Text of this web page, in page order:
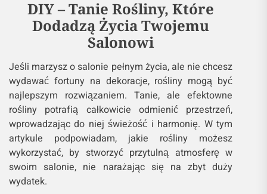
Dzięki odrobinie kreatywności i chęci, można
stworzyć efektowne akcenty, które odmienią wygląd
wnętrza i sprawią, że stanie się ono bardziej
DIY – Tanie Rośliny, Które
Dodadzą Życia Twojemu
Salonowi
Jeśli marzysz o salonie pełnym życia, ale nie chcesz
wydawać fortuny na dekoracje, rośliny mogą być
najlepszym rozwiązaniem. Tanie, ale efektowne
rośliny potrafią całkowicie odmienić przestrzeń,